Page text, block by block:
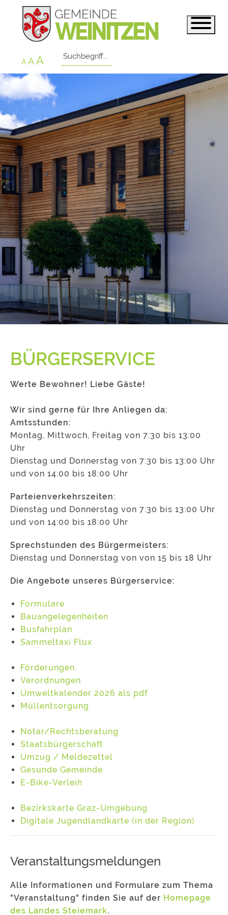
A AA
BÜRGERSERVICE
Werte Bewohner! Liebe Gäste!
Wir sind gerne für Ihre Anliegen da:
Amtsstunden:
Montag, Mittwoch, Freitag von 7:30 bis 13:00
Uhr
Dienstag und Donnerstag von 7:30 bis 13:00 Uhr
und von 14:00 bis 18:00 Uhr
Parteienverkehrszeiten:
Dienstag und Donnerstag von 7:30 bis 13:00 Uhr
und von 14:00 bis 18:00 Uhr
Sprechstunden des Bürgermeisters:
Dienstag und Donnerstag von von 15 bis 18 Uhr
Die Angebote unseres Bürgerservice:
Formulare
Bauangelegenheiten
Busfahrplan
Sammeltaxi Flux
Förderungen
Verordnungen
Umweltkalender 2026 als pdf
Müllentsorgung
Notar/Rechtsberatung
Staatsbürgerschaft
Umzug / Meldezettel
Gesunde Gemeinde
E-Bike-Verleih
Bezirkskarte Graz-Umgebung
Digitale Jugendlandkarte (in der Region)
Veranstaltungsmeldungen
Alle Informationen und Formulare zum Thema
"Veranstaltung" finden Sie auf der Homepage
des Landes Steiemark.